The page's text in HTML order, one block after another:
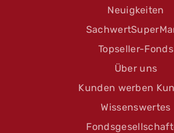
Neuigkeiten
Topseller-Fonds
Über uns
Kunden werben
Wissenswertes